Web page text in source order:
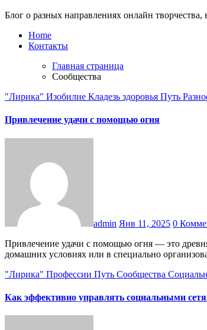
Блог о разных направлениях онлайн
Home
Контакты
Главная страница
Сообщества
"Лирика" Изобилие Кладезь здоровья Путь
Привлечение удачи с помощью огня
admin Янв 11, 2025 0
Привлечение удачи с помощью огня — это древняя практика, основанная на символике очищения, трансформации и энергии. Ниже приведены техники, которые можно использовать в
домашних условиях или в специально
"Лирика" Профессии Путь Сообщества
Как эффективно управлять социальными